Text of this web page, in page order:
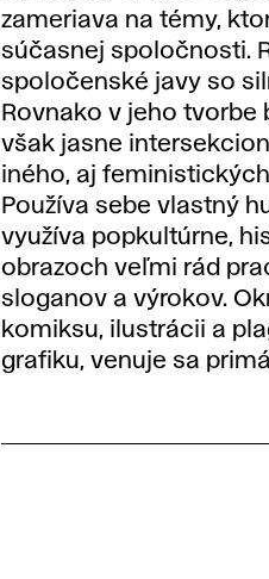
zameriava na témy,
súčasnej spoločnosti.
spoločenské javy so
Rovnako v jeho tvorbe
však jasne
iného, aj
Používa sebe vlastný
využíva popkultúrne,
obrazoch veľmi rád
sloganov a výrokov.
komiksu, ilustrácii a
grafiku, venuje sa